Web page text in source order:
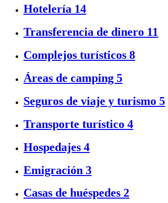
Hotelería 14
Transferencia de dinero 11
Complejos turísticos 8
Áreas de camping 5
Seguros de viaje y turismo 5
Transporte turístico 4
Hospedajes 4
Emigración 3
Casas de huéspedes 2